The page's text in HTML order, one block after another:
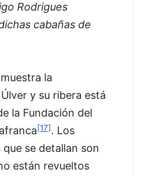
Rodrigues
cabañas de
la
y su ribera está
la Fundación del
[17]. Los
se detallan son
están revueltos